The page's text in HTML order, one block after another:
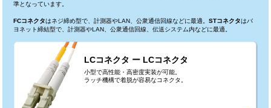
準となっています。
FCコネクタはネジ締め型で、計測器やLAN、公衆通信回線などに最適。STコネクタはバ
ヨネット締結型で、計測器やLAN、公衆通信回線、伝送システム内などに最適。
LCコネクタ ー LCコネクタ
小型で高性能・高密度実装が可能。
ラッチ機構で着脱が容易なコネクタ。